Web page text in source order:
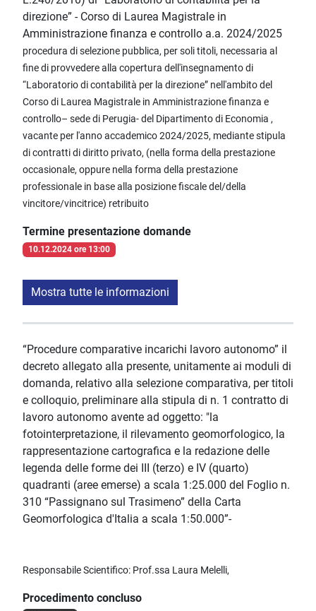
direzione” - Corso di Laurea Magistrale in
Amministrazione finanza e controllo a.a. 2024/2025
procedura di selezione pubblica, per soli titoli, necessaria al
fine di provvedere alla copertura dell'insegnamento di
“Laboratorio di contabilità per la direzione” nell'ambito del
Corso di Laurea Magistrale in Amministrazione finanza e
controllo– sede di Perugia- del Dipartimento di Economia ,
vacante per l'anno accademico 2024/2025, mediante stipula
di contratti di diritto privato, (nella forma della prestazione
occasionale, oppure nella forma della prestazione
professionale in base alla posizione fiscale del/della
vincitore/vincitrice) retribuito
Termine presentazione domande
10.12.2024 ore 13:00
Mostra tutte le informazioni
“Procedure comparative incarichi lavoro autonomo” il
decreto allegato alla presente, unitamente ai moduli di
domanda, relativo alla selezione comparativa, per titoli
e colloquio, preliminare alla stipula di n. 1 contratto di
lavoro autonomo avente ad oggetto: "la
fotointerpretazione, il rilevamento geomorfologico, la
rappresentazione cartografica e la redazione delle
legenda delle forme dei III (terzo) e IV (quarto)
quadranti (aree emerse) a scala 1:25.000 del Foglio n.
310 “Passignano sul Trasimeno” della Carta
Geomorfologica d'Italia a scala 1:50.000”-
Responsabile Scientifico: Prof.ssa Laura Melelli,
Procedimento concluso